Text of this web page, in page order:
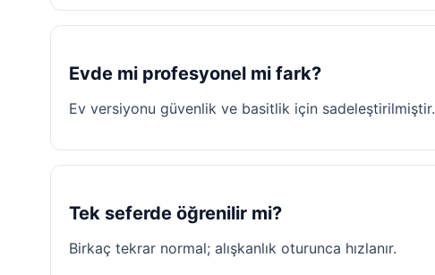
Evde mi profesyonel mi fark?
Ev versiyonu güvenlik ve basitlik için sadeleştirilmiştir.
Tek seferde öğrenilir mi?
Birkaç tekrar normal; alışkanlık oturunca hızlanır.